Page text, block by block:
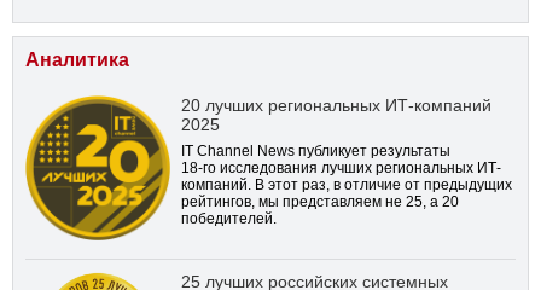
Аналитика
20 лучших региональных ИТ-компаний
2025
IT Channel News публикует результаты
18-го исследования лучших региональных ИТ-
компаний. В этот раз, в отличие от предыдущих
рейтингов, мы представляем не 25, а 20
победителей.
25 лучших российских системных